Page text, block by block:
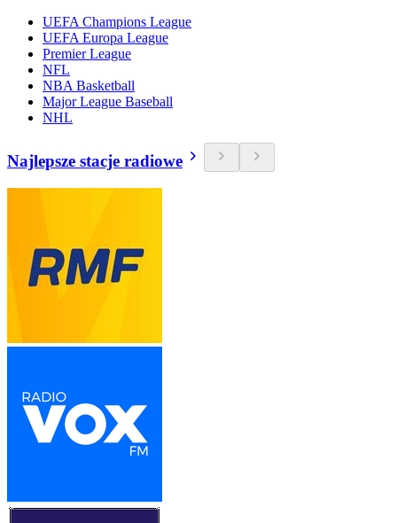
UEFA Champions League
UEFA Europa League
Premier League
NFL
NBA Basketball
Major League Baseball
NHL
Najlepsze stacje radiowe